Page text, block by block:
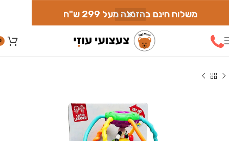
משלוח חינם בהזמנה מעל 299 ש"ח